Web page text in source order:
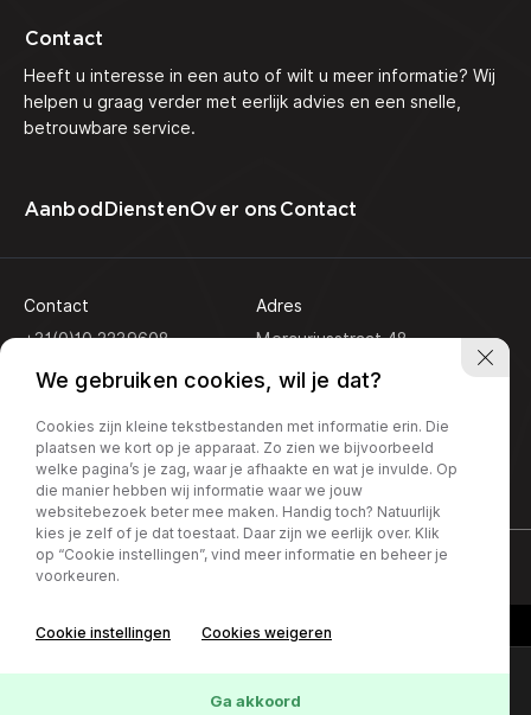
Contact
Heeft u interesse in een auto of wilt u meer informatie? Wij
helpen u graag verder met eerlijk advies en een snelle,
betrouwbare service.
Aanbod DienstenOver ons Contact
Contact
+31(0)10 2239608
Adres
Mercuriusstraat 48
Openingstijden
Ma - Vr:
9.00 - 18.00
Za:
10.00 - 16.00
Zondag:
Gesloten
Privacy policy
We gebruiken cookies, wil je dat?
Cookies zijn kleine tekstbestanden met informatie erin. Die
plaatsen we kort op je apparaat. Zo zien we bijvoorbeeld
welke pagina’s je zag, waar je afhaakte en wat je invulde. Op
die manier hebben wij informatie waar we jouw
websitebezoek beter mee maken. Handig toch? Natuurlijk
kies je zelf of je dat toestaat. Daar zijn we eerlijk over. Klik
op “Cookie instellingen”, vind meer informatie en beheer je
voorkeuren.
Cookie instellingen Cookies weigeren
Ga akkoord